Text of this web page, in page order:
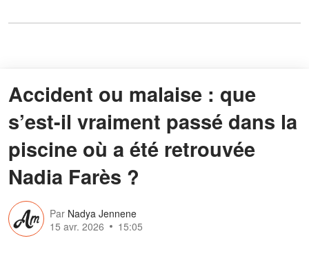
Accident ou malaise : que
s’est-il vraiment passé dans la
piscine où a été retrouvée
Nadia Farès ?
Par Nadya Jennene
15 avr. 2026
15:05